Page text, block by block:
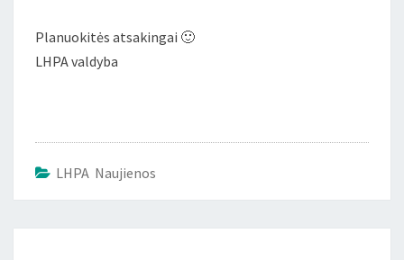
Planuokitės atsakingai 🙂
LHPA valdyba
LHPA Naujienos